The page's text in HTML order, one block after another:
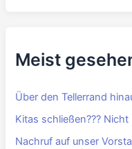
Meist
Über den Tellerrand
Kitas schließen??? Nicht
Nachruf auf unser